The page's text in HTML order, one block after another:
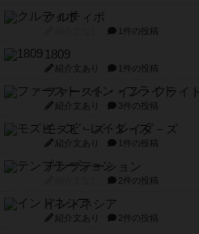
クルティボ
1件の投稿
1809
紹介文あり 1件の投稿
ファースト・イン・フライト
紹介文あり 3件の投稿
モズビ－ズ・レイダ－ズ
紹介文あり 1件の投稿
テンプテーション
2件の投稿
インドネシア
紹介文あり 2件の投稿